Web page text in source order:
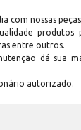
com nossas
produtos
entre outros.
dá sua
autorizado.